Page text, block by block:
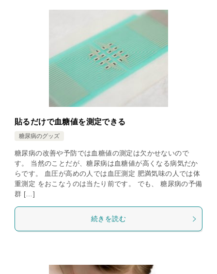
貼るだけで血糖値を測定できる
糖尿病のグッズ
糖尿病の改善や予防では血糖値の測定は欠かせないので
す。 当然のことだが、糖尿病は血糖値が高くなる病気だか
らです。 血圧が高めの人では血圧測定 肥満気味の人では体
重測定 をおこなうのは当たり前です。 でも、 糖尿病の予備
群 […]
続きを読む